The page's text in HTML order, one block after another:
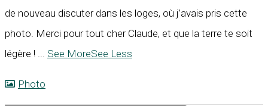
de nouveau discuter dans les loges, où j’avais pris cette
photo. Merci pour tout cher Claude, et que la terre te soit
légère ! ... See MoreSee Less
Photo